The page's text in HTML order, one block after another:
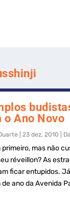
o Ano Novo
|23 dez, 2010
primeiro, mas não
réveillon? As
ficar entupidos.
ano da Avenida